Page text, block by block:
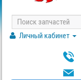
Личный кабинет